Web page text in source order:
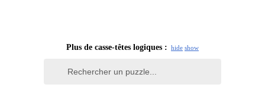
Plus de casse-têtes logiques : hide show